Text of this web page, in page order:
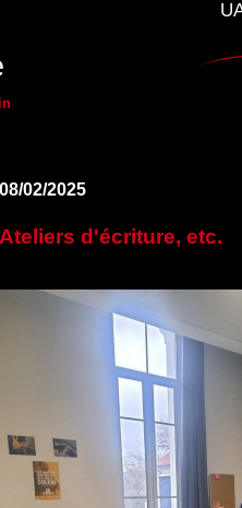
08/02/2025
Ateliers d'écriture, etc.